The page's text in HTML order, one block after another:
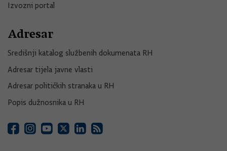
Izvozni portal
Adresar
Središnji katalog službenih dokumenata RH
Adresar tijela javne vlasti
Adresar političkih stranaka u RH
Popis dužnosnika u RH